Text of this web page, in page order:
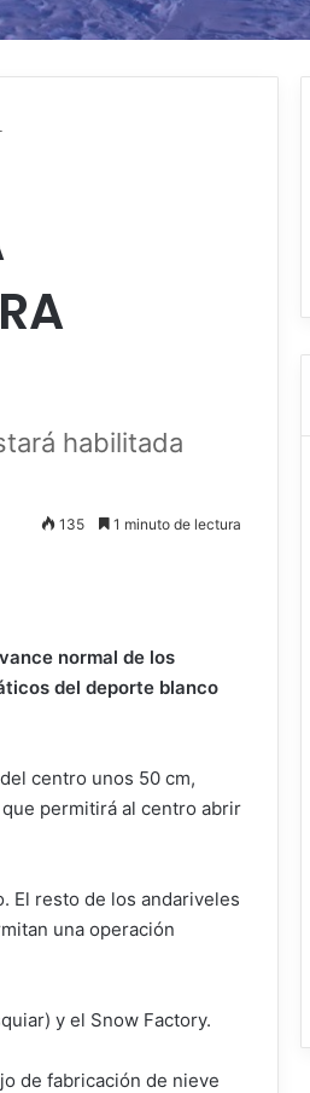
habilitada
135 1 minuto de lectura
normal de los
del deporte blanco
centro unos 50 cm,
permitirá al centro abrir
El resto de los andariveles
una operación
y el Snow Factory.
de fabricación de nieve